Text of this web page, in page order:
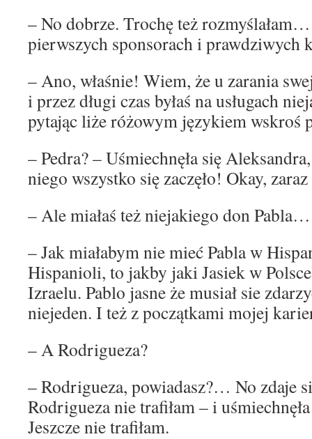
– No dobrze. Trochę też
pierwszych sponsorach i prawdziwych
– Ano, właśnie! Wiem, że u zarania
i przez długi czas byłaś na usługach
pytając liże różowym językiem wskroś
– Pedra? – Uśmiechnęła się
niego wszystko się zaczęło! Okay,
– Ale miałaś też niejakiego don Pabla…
– Jak miałabym nie mieć Pabla w
Hispanioli, to jakby jaki Jasiek w
Izraelu. Pablo jasne że musiał sie
niejeden. I też z początkami mojej
– A Rodrigueza?
– Rodrigueza, powiadasz?… No zdaje
Rodrigueza nie trafiłam – i
Jeszcze nie trafiłam.